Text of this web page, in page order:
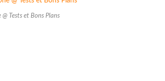
Tests et Bons Plans